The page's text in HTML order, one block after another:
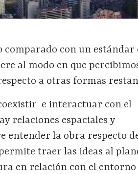
comparado con un estándar
al modo en que
a otras formas
e interactuar con el
relaciones espaciales y
entender la obra respecto
traer las ideas al
en relación con el entorno